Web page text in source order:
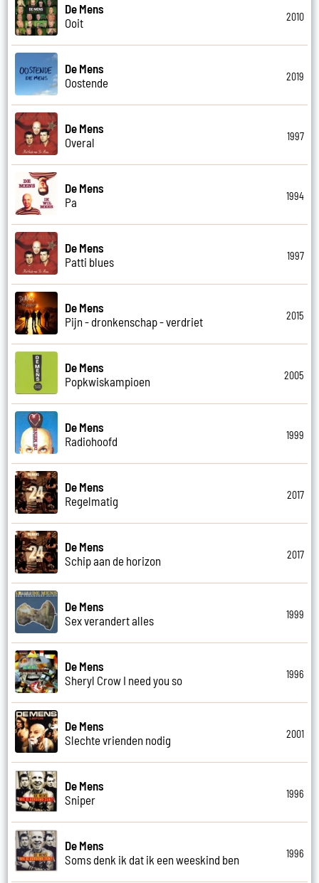
De Mens
Ooit
2010
De Mens
Oostende
2019
De Mens
Overal
1997
De Mens
Pa
1994
De Mens
Patti blues
1997
De Mens
Pijn - dronkenschap - verdriet
2015
De Mens
Popkwiskampioen
2005
De Mens
Radiohoofd
1999
De Mens
Regelmatig
2017
De Mens
Schip aan de horizon
2017
De Mens
Sex verandert alles
1999
De Mens
Sheryl Crow I need you so
1996
De Mens
Slechte vrienden nodig
2001
De Mens
Sniper
1996
De Mens
Soms denk ik dat ik een weeskind ben
1996